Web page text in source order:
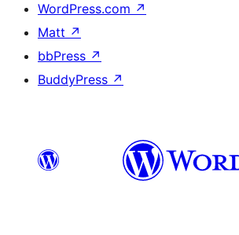
WordPress.com ↗
Matt ↗
bbPress ↗
BuddyPress ↗